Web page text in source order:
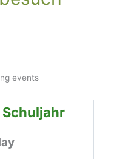
events
Schuljahr